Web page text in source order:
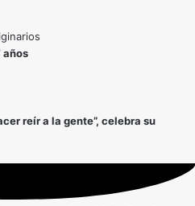
años
reír a la gente”, celebra su